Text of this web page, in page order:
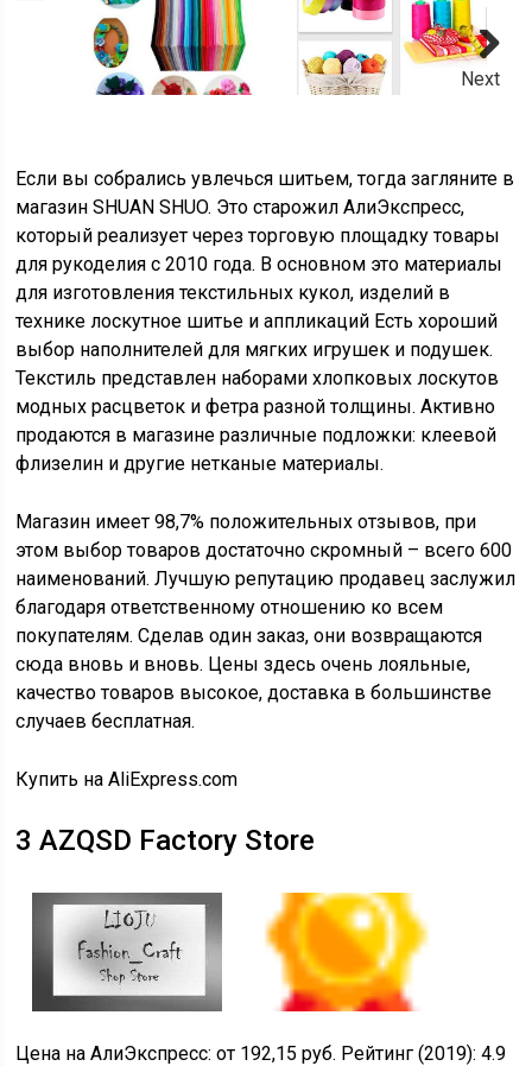
Next
Если вы собрались увлечься шитьем, тогда загляните в
магазинSHUAN SHUO. Это старожил АлиЭкспресс,
который реализует через торговую площадку товары
для рукоделия с 2010 года. В основном это материалы
для изготовления текстильных кукол, изделий в
технике лоскутное шитье и аппликаций Есть хороший
выбор наполнителей для мягких игрушек и подушек.
Текстиль представлен наборами хлопковых лоскутов
модных расцветок и фетра разной толщины. Активно
продаются в магазине различные подложки: клеевой
флизелин и другие нетканые материалы.
Магазин имеет 98,7% положительных отзывов, при
этом выбор товаров достаточно скромный – всего 600
наименований. Лучшую репутацию продавец заслужил
благодаря ответственному отношению ко всем
покупателям. Сделав один заказ, они возвращаются
сюда вновь и вновь. Цены здесь очень лояльные,
качество товаров высокое, доставка в большинстве
случаев бесплатная.
Купить на AliExpress.com
3 AZQSD Factory Store
Цена на АлиЭкспресс:от 192,15 руб. Рейтинг (2019):4.9